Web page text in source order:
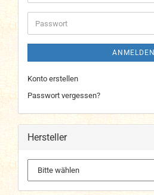
Adresse
Passwort
ANMELDEN
Konto erstellen
Passwort vergessen?
Hersteller